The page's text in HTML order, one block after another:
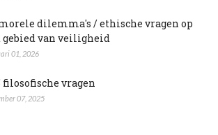
dilemma's / ethische vragen op
gebied van veiligheid
01, 2026
filosofische vragen
07, 2025